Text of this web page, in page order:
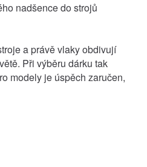
nadšence do strojů
a právě vlaky obdivují
Při výběru dárku tak
modely je úspěch zaručen,